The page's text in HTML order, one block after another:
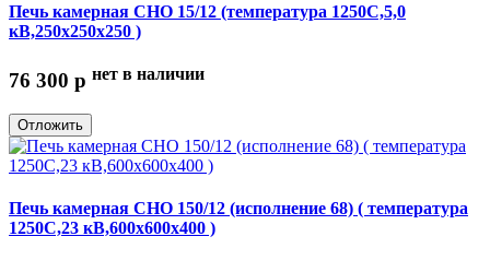
Печь камерная СНО 15/12 (температура 1250С,5,0
кВ,250х250х250 )
76 300 p нет в наличии
Отложить
Печь камерная СНО 150/12 (исполнение 68) ( температура
1250С,23 кВ,600х600х400 )